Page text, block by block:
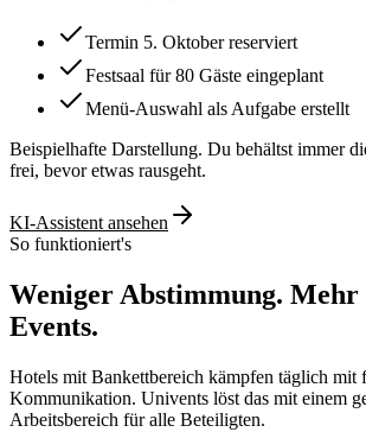
Termin 5. Oktober reserviert
Festsaal für 80 Gäste eingeplant
Menü-Auswahl als Aufgabe erstellt
Beispielhafte Darstellung. Du behältst immer
frei, bevor etwas rausgeht.
KI-Assistent ansehen
So funktioniert's
Weniger Abstimmung. Mehr
Events.
Hotels mit Bankettbereich kämpfen täglich mit
Kommunikation. Univents löst das mit einem
Arbeitsbereich für alle Beteiligten.